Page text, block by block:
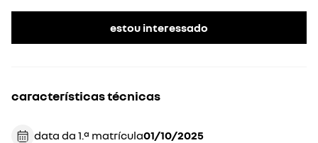
estou interessado
características técnicas
data da 1.ª matrícula 01/10/2025